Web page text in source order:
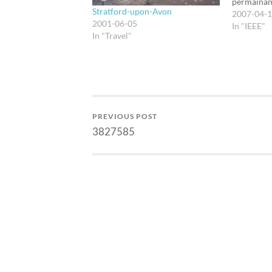
Stratford-upon-Avon
2001-06-05
In "Travel"
pakaran,
industri.
2007-04-
In "IEEE"
PREVIOUS POST
3827585